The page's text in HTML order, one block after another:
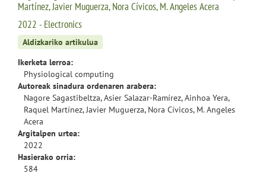
Martínez, Javier Muguerza, Nora Cívicos, M. Angeles Acera
2022 - Electronics
Aldizkariko artikulua
Ikerketa lerroa:
Physiological computing
Autoreak sinadura ordenaren arabera:
Nagore Sagastibeltza, Asier Salazar-Ramírez, Ainhoa Yera,
Raquel Martínez, Javier Muguerza, Nora Cívicos, M. Angeles
Acera
Argitalpen urtea:
2022
Hasierako orria:
584